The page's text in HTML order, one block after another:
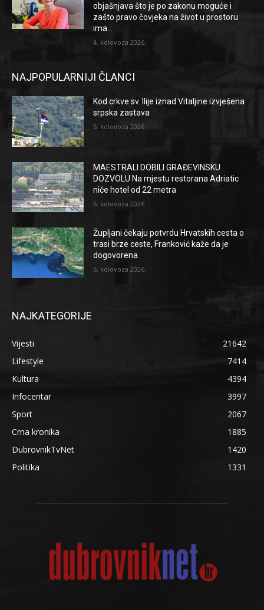
objašnjava što je po zakonu moguće i
zašto pravo čovjeka na život u prostoru
ima...
4. kolovoza 2026.
NAJPOPULARNIJI ČLANCI
Kod crkve sv. Ilije iznad Vitaljine izvješena
srpska zastava
5. kolovoza 2026.
MAESTRALI DOBILI GRAĐEVINSKU
DOZVOLU Na mjestu restorana Adriatic
niče hotel od 22 metra
6. kolovoza 2026.
Župljani čekaju potvrdu Hrvatskih cesta o
trasi brze ceste, Franković kaže da je
dogovorena
6. kolovoza 2026.
NAJKATEGORIJE
Vijesti
21642
Lifestyle
7414
Kultura
4394
Infocentar
3997
Sport
2067
Crna kronika
1885
DubrovnikTvNet
1420
Politika
1331